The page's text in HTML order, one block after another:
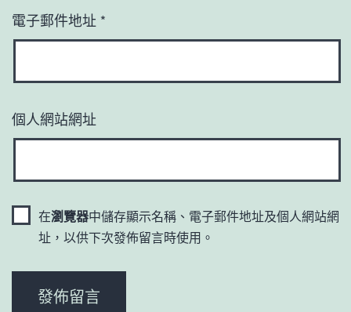
電子郵件地址 *
個人網站網址
在瀏覽器中儲存顯示名稱、電子郵件地址及個人網站網
址，以供下次發佈留言時使用。